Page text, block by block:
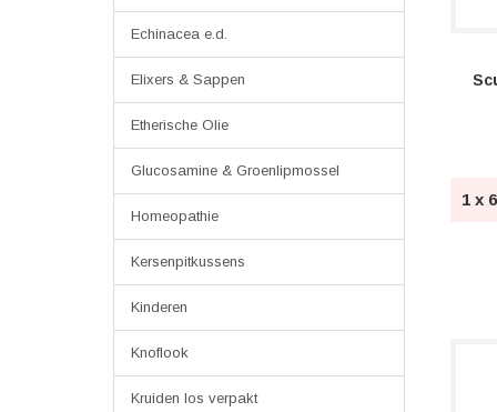
Echinacea e.d.
Elixers & Sappen
Etherische Olie
Glucosamine & Groenlipmossel
Homeopathie
Kersenpitkussens
Kinderen
Knoflook
Kruiden los verpakt
1 x